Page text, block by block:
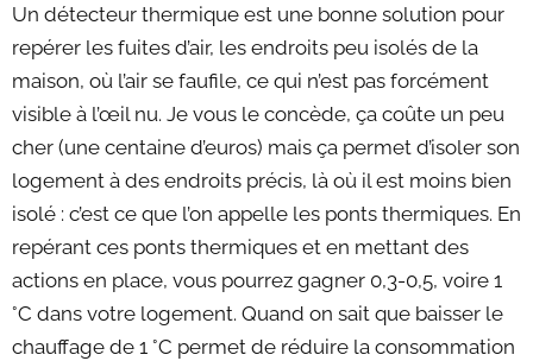
Un détecteur thermique est une bonne solution pour
repérer les fuites d’air, les endroits peu isolés de la
maison, où l’air se faufile, ce qui n’est pas forcément
visible à l’œil nu. Je vous le concède, ça coûte un peu
cher (une centaine d’euros) mais ça permet d’isoler son
logement à des endroits précis, là où il est moins bien
isolé : c’est ce que l’on appelle les ponts thermiques. En
repérant ces ponts thermiques et en mettant des
actions en place, vous pourrez gagner 0,3-0,5, voire 1
°C dans votre logement. Quand on sait que baisser le
chauffage de 1 °C permet de réduire la consommation